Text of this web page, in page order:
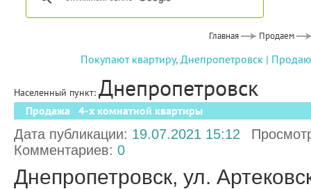
Главная Продаем
Покупают квартиру, Днепропетровск|
Населенный пункт: Днепропетровск
Продажа 4-х комнатной квартиры
Дата публикации: 19.07.2021 15:12
Комментариев: 0
Днепропетровск, ул.